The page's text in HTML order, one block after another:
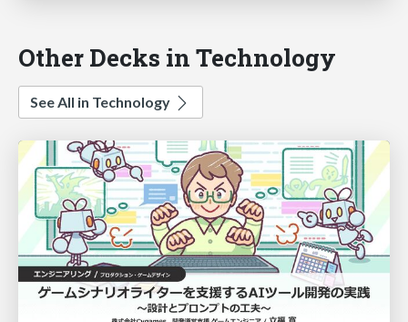
Other Decks in Technology
See All in Technology